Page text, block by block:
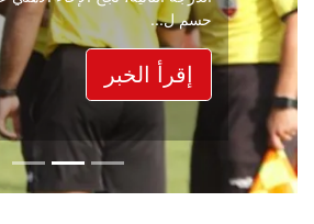
حسم ل...
إقرأ الخبر